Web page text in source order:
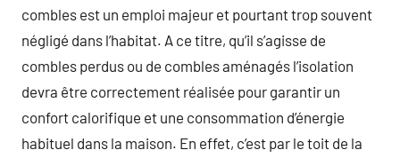
combles est un emploi majeur et pourtant trop souvent
négligé dans l’habitat. A ce titre, qu’il s’agisse de
combles perdus ou de combles aménagés l’isolation
devra être correctement réalisée pour garantir un
confort calorifique et une consommation d’énergie
habituel dans la maison. En effet, c’est par le toit de la